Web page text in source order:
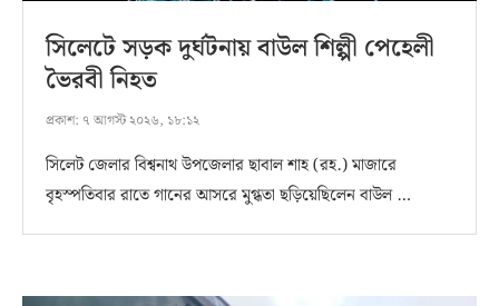
সিলেটে সড়ক দুর্ঘটনায় বাউল শিল্পী পেহেলী
ভৈরবী নিহত
প্রকাশ: ৭ আগস্ট ২০২৬, ১৮:১২
সিলেট জেলার বিশ্বনাথ উপজেলার ছাবাল শাহ (রহ.) মাজারে
বৃহস্পতিবার রাতে গানের আসরে মুগ্ধতা ছড়িয়েছিলেন বাউল …